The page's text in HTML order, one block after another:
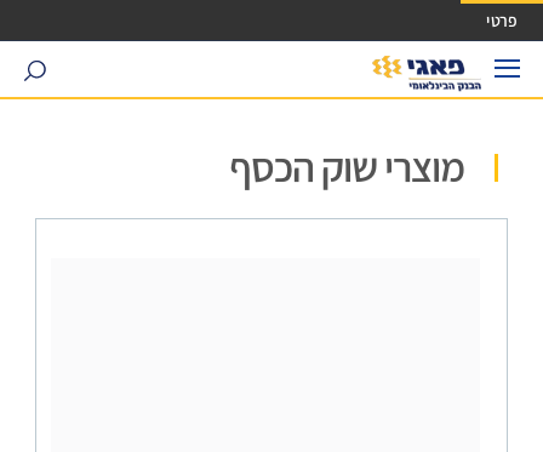
גישה ישירה לכפתור כניסה לחשבונך
פרטי
search
מוצרי שוק הכסף